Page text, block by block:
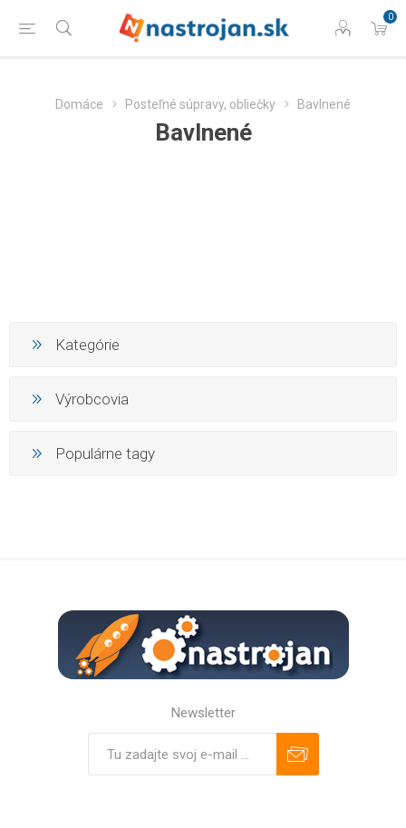
0
Domáce Posteľné súpravy, obliečky Bavlnené
Bavlnené
Kategórie
Výrobcovia
Populárne tagy
Newsletter